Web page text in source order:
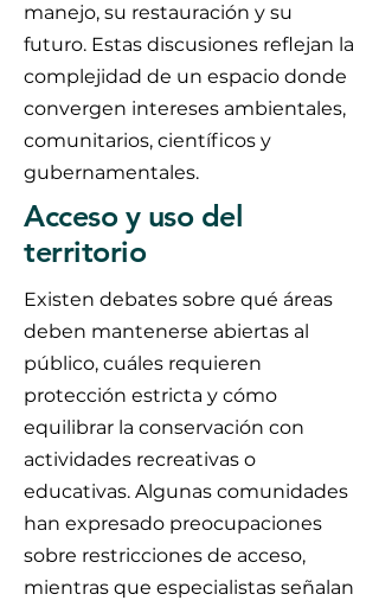
manejo, su restauración y su
futuro. Estas discusiones reflejan la
complejidad de un espacio donde
convergen intereses ambientales,
comunitarios, científicos y
gubernamentales.
Acceso y uso del
territorio
Existen debates sobre qué áreas
deben mantenerse abiertas al
público, cuáles requieren
protección estricta y cómo
equilibrar la conservación con
actividades recreativas o
educativas. Algunas comunidades
han expresado preocupaciones
sobre restricciones de acceso,
mientras que especialistas señalan